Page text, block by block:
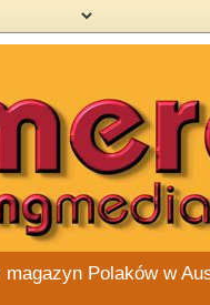
magazyn Polaków w